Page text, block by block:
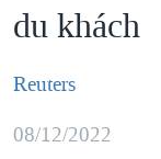
chính
Tới
hướng
THẾ GIỚI
MỤC
du khách
Reuters
08/12/2022